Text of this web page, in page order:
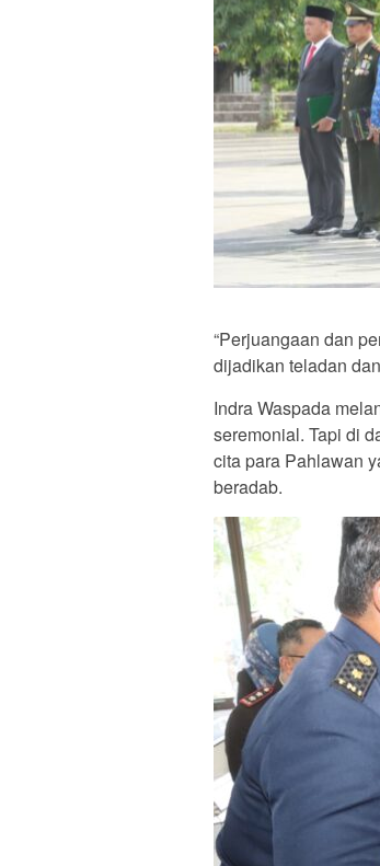
“Perjuangaan dan
dijadikan teladan
Indra Waspada
seremonial. Tapi di
cita para Pahlawan
beradab.